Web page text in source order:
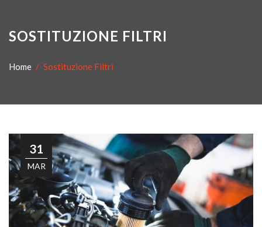
SOSTITUZIONE FILTRI
Home Sostituzione Filtri
31
MAR